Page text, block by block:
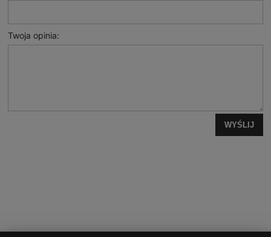
Twoja opinia:
WYŚLIJ